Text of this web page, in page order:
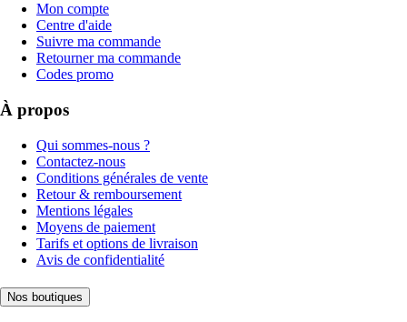
Mon compte
Centre d'aide
Suivre ma commande
Retourner ma commande
Codes promo
À propos
Qui sommes-nous ?
Contactez-nous
Conditions générales de vente
Retour & remboursement
Mentions légales
Moyens de paiement
Tarifs et options de livraison
Avis de confidentialité
Nos boutiques